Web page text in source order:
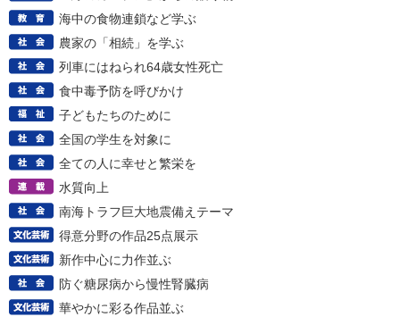
海中の食物連鎖など学ぶ
農家の「相続」を学ぶ
列車にはねられ64歳女性死亡
食中毒予防を呼びかけ
子どもたちのために
全国の学生を対象に
全ての人に幸せと繁栄を
水質向上
南海トラフ巨大地震備えテーマ
得意分野の作品25点展示
新作中心に力作並ぶ
防ぐ糖尿病から慢性腎臓病
華やかに彩る作品並ぶ